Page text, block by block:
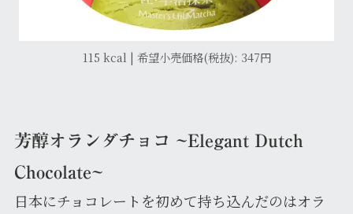
115 kcal | 希望小売価格(税抜): 347円
芳醇オランダチョコ ~Elegant Dutch
Chocolate~
日本にチョコレートを初めて持ち込んだのはオラ